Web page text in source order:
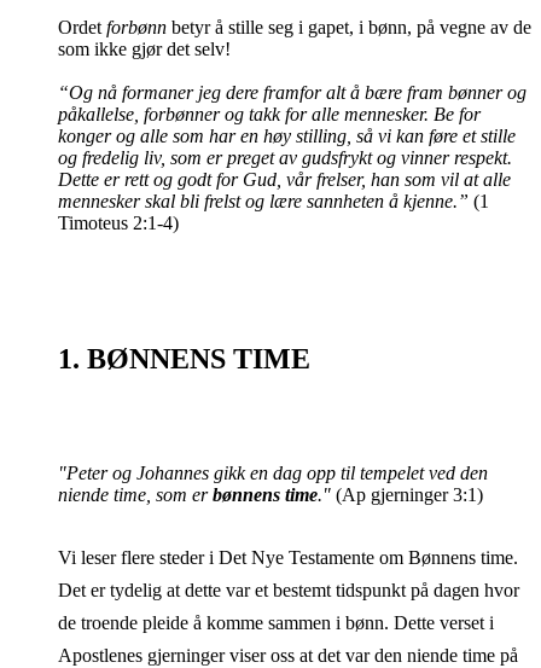
Ordet forbønn betyr å stille seg i gapet, i bønn, på vegne av de
som ikke gjør det selv!
“Og nå formaner jeg dere framfor alt å bære fram bønner og
påkallelse, forbønner og takk for alle mennesker. Be for
konger og alle som har en høy stilling, så vi kan føre et stille
og fredelig liv, som er preget av gudsfrykt og vinner respekt.
Dette er rett og godt for Gud, vår frelser, han som vil at alle
mennesker skal bli frelst og lære sannheten å kjenne.” (1
Timoteus 2:1-4)
1. BØNNENS TIME
"Peter og Johannes gikk en dag opp til tempelet ved den
niende time, som erbønnens time." (Ap gjerninger 3:1)
Vi leser flere steder i Det Nye Testamente om Bønnens time.
Det er tydelig at dette var et bestemt tidspunkt på dagen hvor
de troende pleide å komme sammen i bønn. Dette verset i
Apostlenes gjerninger viser oss at det var den niende time på